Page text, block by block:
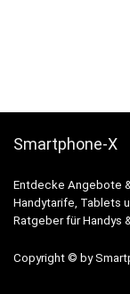
Smartphone-X
Entdecke Angebote
Handytarife, Tablets
Ratgeber für Handys
Copyright © by